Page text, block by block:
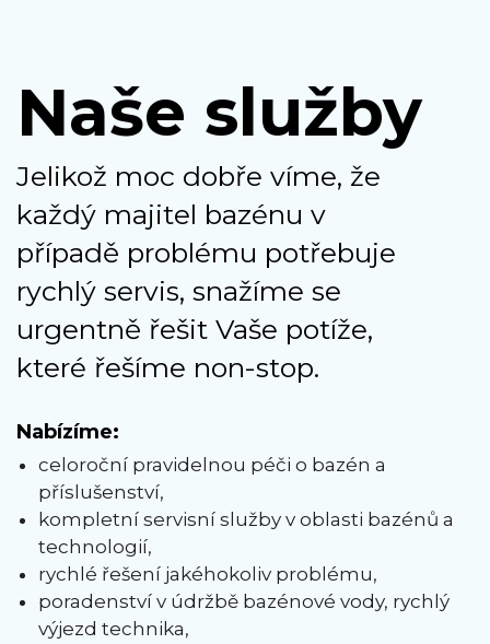
Naše služby
Jelikož moc dobře víme, že
každý majitel bazénu v
případě problému potřebuje
rychlý servis, snažíme se
urgentně řešit Vaše potíže,
které řešíme non-stop.
Nabízíme:
celoroční pravidelnou péči o bazén a
příslušenství,
kompletní servisní služby v oblasti bazénů a
technologií,
rychlé řešení jakéhokoliv problému,
poradenství v údržbě bazénové vody, rychlý
výjezd technika,